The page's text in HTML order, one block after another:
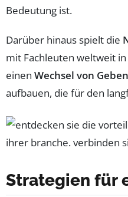
Bedeutung ist.
Darüber hinaus spielt die
mit Fachleuten weltweit
einen Wechsel von
aufbauen, die für den
Strategien für